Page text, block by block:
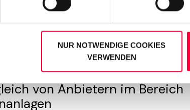
NUR NOTWENDIGE COOKIES
VERWENDEN
von Anbietern im Bereich